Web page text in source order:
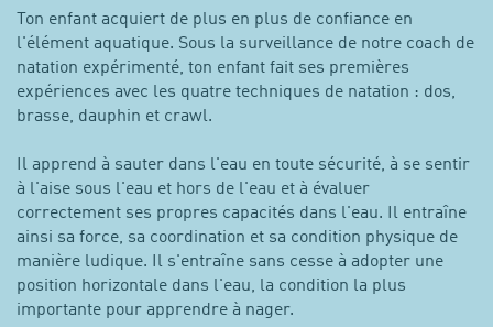
Ton enfant acquiert de plus en plus de confiance en
l'élément aquatique. Sous la surveillance de notre coach de
natation expérimenté, ton enfant fait ses premières
expériences avec les quatre techniques de natation : dos,
brasse, dauphin et crawl.
Il apprend à sauter dans l'eau en toute sécurité, à se sentir
à l'aise sous l'eau et hors de l'eau et à évaluer
correctement ses propres capacités dans l'eau. Il entraîne
ainsi sa force, sa coordination et sa condition physique de
manière ludique. Il s'entraîne sans cesse à adopter une
position horizontale dans l'eau, la condition la plus
importante pour apprendre à nager.